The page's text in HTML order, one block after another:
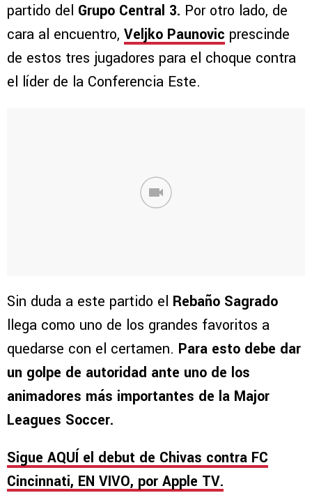
partido del Grupo Central 3. Por otro lado, de
cara al encuentro, Veljko Paunovic prescinde
de estos tres jugadores para el choque contra
el líder de la Conferencia Este.
Sin duda a este partido el Rebaño Sagrado
llega como uno de los grandes favoritos a
quedarse con el certamen. Para esto debe dar
un golpe de autoridad ante uno de los
animadores más importantes de la Major
Leagues Soccer.
Sigue AQUÍ el debut de Chivas contra FC
Cincinnati, EN VIVO, por Apple TV.